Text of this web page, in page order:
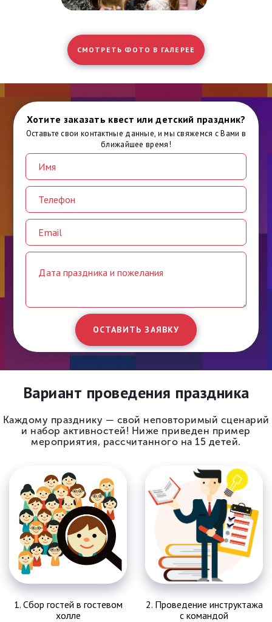
СМОТРЕТЬ ФОТО В ГАЛЕРЕЕ
Хотите заказать квест или детский праздник?
Оставьте свои контактные данные, и мы свяжемся с Вами в
ближайшее время!
ОСТАВИТЬ ЗАЯВКУ
Вариант проведения праздника
Каждому празднику — свой неповторимый сценарий
и набор активностей! Ниже приведен пример
мероприятия, рассчитанного на 15 детей.
1. Сбор гостей в гостевом
холле
2. Проведение инструктажа
с командой